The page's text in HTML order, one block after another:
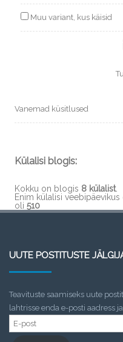
Muu variant, kus käisid
Vanemad küsitlused
Külalisi blogis:
Kokku on blogis 8 külalist.
Enim külalisi veebipäevikus
oli 510
UUTE POSTITUSTE
Teavituste saamiseks uute
lahtrisse enda e-posti aadress
E-
post